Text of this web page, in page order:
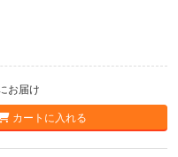
お届け
カートに入れる